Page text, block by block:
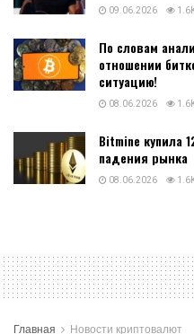
09.06.2026
По словам
отношении
ситуацию!
08.06.2026
Bitmine купила
падения рынка
08.06.2026
Главная Новости криптовалют